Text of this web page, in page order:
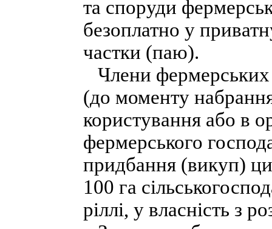
та споруди
безоплатно у
частки (паю).
Члени фермерських
(до моменту
користування або в
фермерського
придбання (викуп)
100 га
ріллі, у власність з